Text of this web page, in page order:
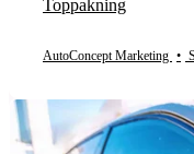
Toppakning
AutoConcept Marketing •